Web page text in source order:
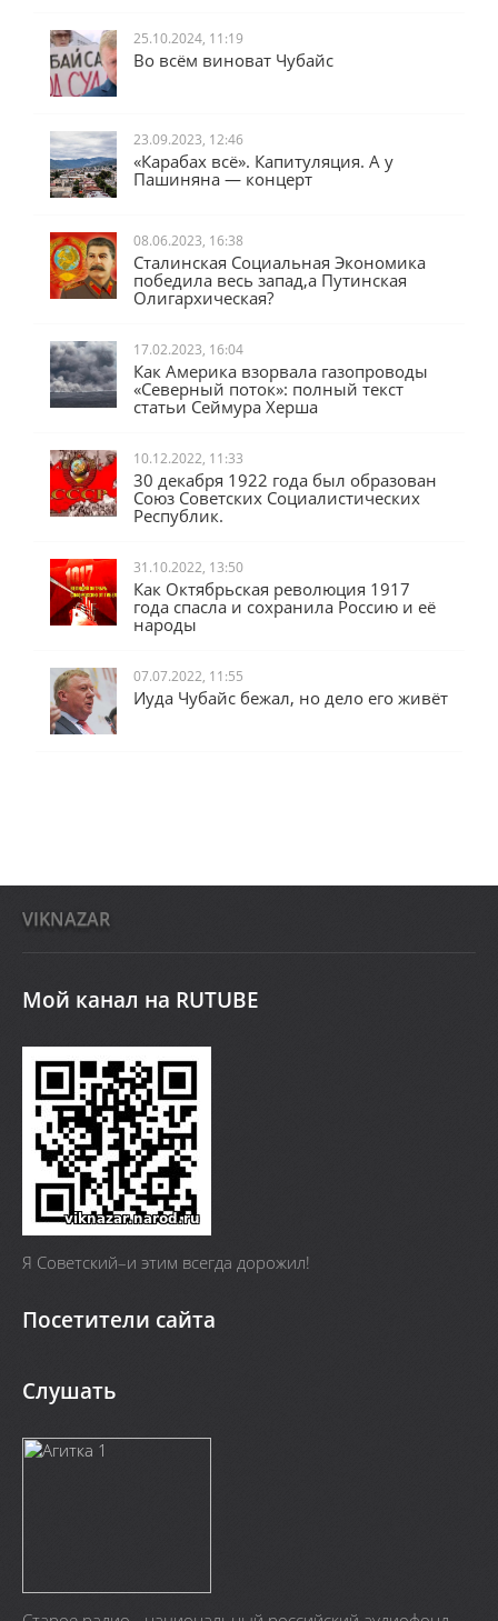
25.10.2024, 11:19
Во всём виноват Чубайс
23.09.2023, 12:46
«Карабах всё». Капитуляция. А у
Пашиняна — концерт
08.06.2023, 16:38
Сталинская Социальная Экономика
победила весь запад,а Путинская
Олигархическая?
17.02.2023, 16:04
Как Америка взорвала газопроводы
«Северный поток»: полный текст
статьи Сеймура Херша
10.12.2022, 11:33
30 декабря 1922 года был образован
Союз Советских Социалистических
Республик.
31.10.2022, 13:50
Как Октябрьская революция 1917
года спасла и сохранила Россию и её
народы
07.07.2022, 11:55
Иуда Чубайс бежал, но дело его живёт
VIKNAZAR
Мой канал на RUTUBE
Я Cоветский–и этим всегда дорожил!
Посетители сайта
Слушать